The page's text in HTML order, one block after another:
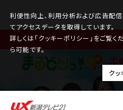
利便性向上、利用分析および広告配
てアクセスデータを取得しています。
詳しくは「クッキーポリシー」をご覧く
ら可能です。
ク